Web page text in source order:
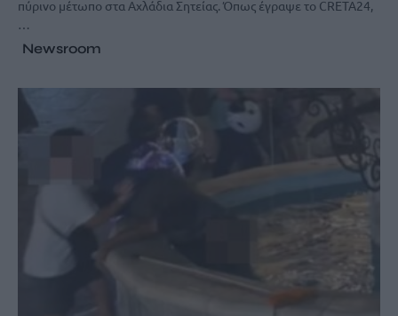
πύρινο μέτωπο στα Αχλάδια Σητείας. Όπως έγραψε το CRETA24,
…
Newsroom